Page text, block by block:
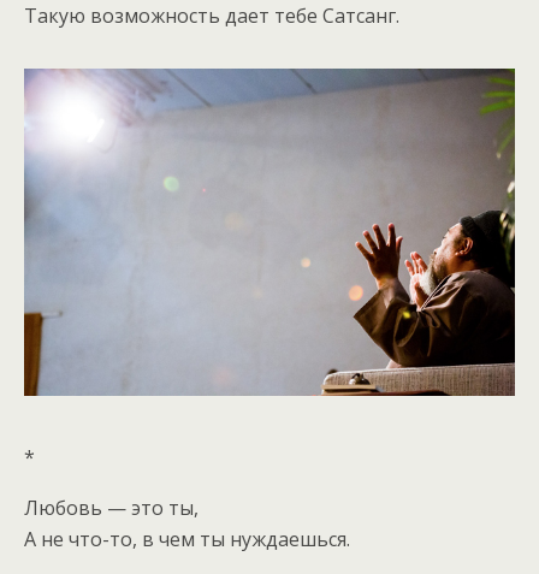
Такую возможность дает тебе Сатсанг.
*
Любовь — это ты,
А не что-то, в чем ты нуждаешься.